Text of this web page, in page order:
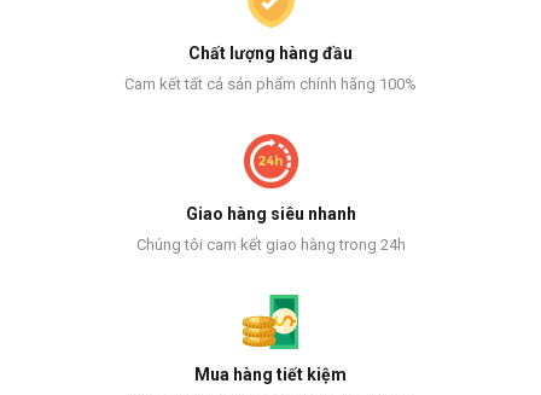
Chất lượng hàng đầu
Cam kết tất cả sản phẩm chính hãng 100%
Giao hàng siêu nhanh
Chúng tôi cam kết giao hàng trong 24h
Mua hàng tiết kiệm